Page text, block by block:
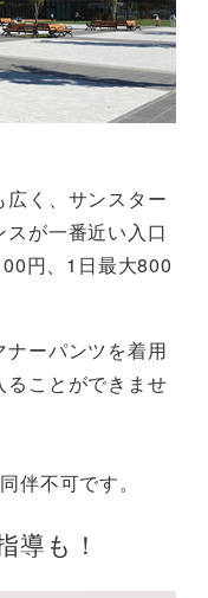
く、サンスター
が一番近い入口
円、1日最大800
ーパンツを着用
ることができませ
伴不可です。
導も！